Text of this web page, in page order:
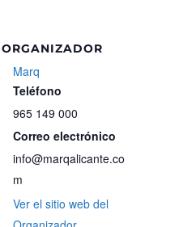
ORGANIZADOR
Marq
Teléfono
965 149 000
Correo electrónico
info@marqalicante.co
m
Ver el sitio web del